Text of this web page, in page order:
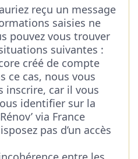
reçu un message
saisies ne
pouvez vous trouver
suivantes :
créé de compte
ce cas, nous vous
inscrire, car il vous
identifier sur la
via France
pas d’un accès